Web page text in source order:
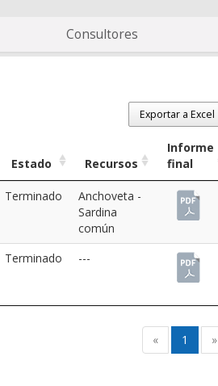
Consultores
Exportar a Excel
Estado Recursos
Informe
final
Terminado Anchoveta -
Sardina
común
Terminado ---
« 1 »